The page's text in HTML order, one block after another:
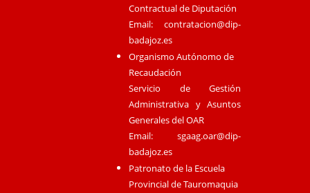
Contractual de Diputación
Email:contratacion@dip-
badajoz.es
Organismo Autónomo de
Recaudación
Servicio de Gestión
Administrativa y Asuntos
Generales del OAR
Email:sgaag.oar@dip-
badajoz.es
Patronato de la Escuela
Provincial de Tauromaquia